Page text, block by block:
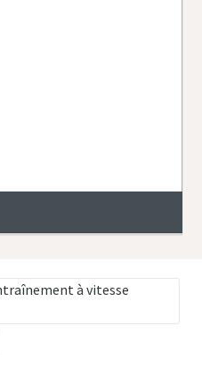
à vitesse